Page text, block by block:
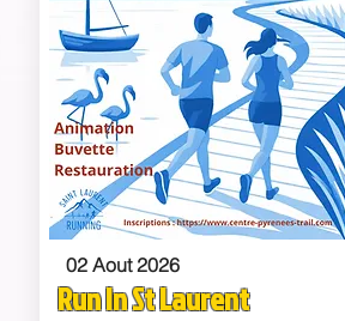
02 Aout 2026
Run In St Laurent